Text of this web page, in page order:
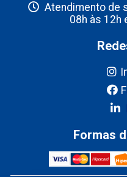
Atendimento de
08h às 12h
Formas